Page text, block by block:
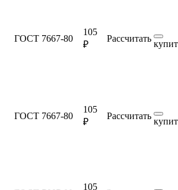
ГОСТ 7667-80
105
₽
Рассчитать
ГОСТ 7667-80
105
₽
Рассчитать
105